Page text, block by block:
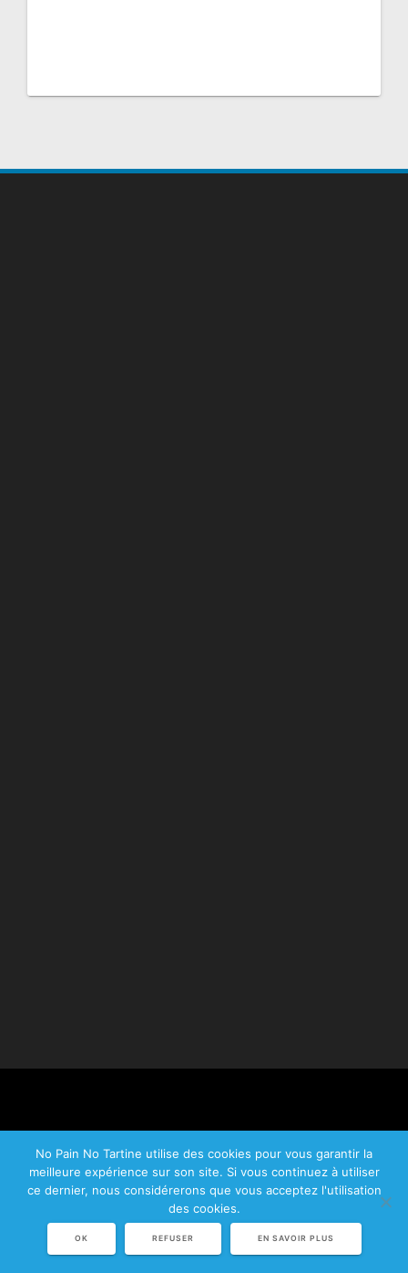
© 2026 No Pain No Tartine.
Plan du site|Mentions légales|CGV
No Pain No Tartine utilise des cookies pour vous garantir la
meilleure expérience sur son site. Si vous continuez à utiliser
ce dernier, nous considérerons que vous acceptez l'utilisation
des cookies.
OK REFUSER EN SAVOIR PLUS